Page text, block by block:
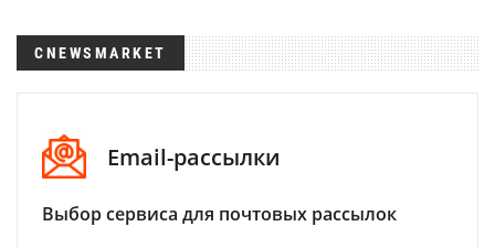
CNEWSMARKET
Email-рассылки
Выбор сервиса для почтовых рассылок